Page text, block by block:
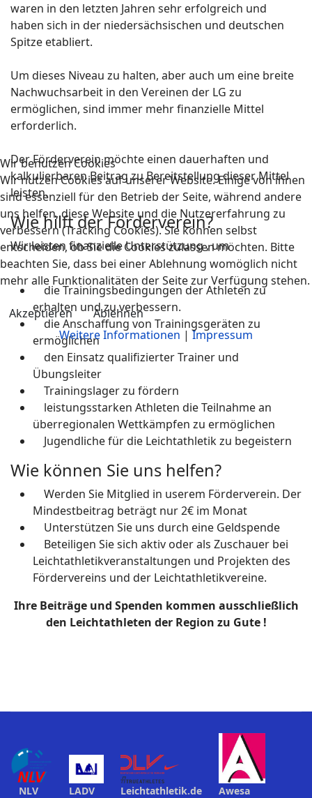
waren in den letzten Jahren sehr erfolgreich und
haben sich in der niedersächsischen und deutschen
Spitze etabliert.
Um dieses Niveau zu halten, aber auch um eine breite
Nachwuchsarbeit in den Vereinen der LG zu
ermöglichen, sind immer mehr finanzielle Mittel
erforderlich.
Der Förderverein möchte einen dauerhaften und
kalkulierbaren Beitrag zu Bereitstellung dieser Mittel
leisten.
Wie hilft der Förderverein?
Wir leisten finanzielle Unterstützung , um
die Trainingsbedingungen der Athleten zu
erhalten und zu verbessern.
die Anschaffung von Trainingsgeräten zu
ermöglichen
den Einsatz qualifizierter Trainer und
Übungsleiter
Trainingslager zu fördern
leistungsstarken Athleten die Teilnahme an
überregionalen Wettkämpfen zu ermöglichen
Jugendliche für die Leichtathletik zu begeistern
Wie können Sie uns helfen?
Werden Sie Mitglied in userem Förderverein. Der
Mindestbeitrag beträgt nur 2€ im Monat
Unterstützen Sie uns durch eine Geldspende
Beteiligen Sie sich aktiv oder als Zuschauer bei
Leichtathletikveranstaltungen und Projekten des
Fördervereins und der Leichtathletikvereine.
Ihre Beiträge und Spenden kommen ausschließlich
den Leichtathleten der Region zu Gute !
NLV LADV Leichtathletik.de Awesa
Wir benutzen Cookies
Wir nutzen Cookies auf unserer Website. Einige von ihnen
sind essenziell für den Betrieb der Seite, während andere
uns helfen, diese Website und die Nutzererfahrung zu
verbessern (Tracking Cookies). Sie können selbst
entscheiden, ob Sie die Cookies zulassen möchten. Bitte
beachten Sie, dass bei einer Ablehnung womöglich nicht
mehr alle Funktionalitäten der Seite zur Verfügung stehen.
Akzeptieren
Ablehnen
Weitere Informationen |Impressum